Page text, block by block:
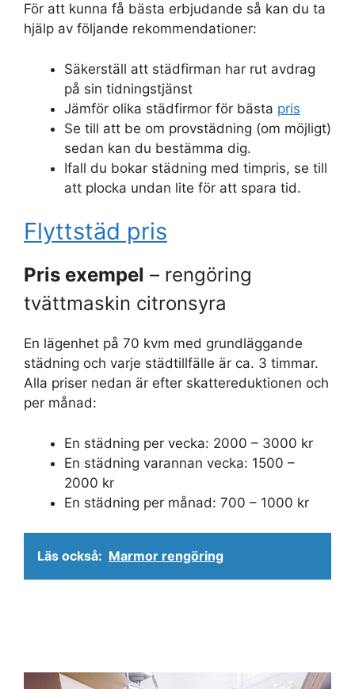
För att kunna få bästa erbjudande så kan du ta
hjälp av följande rekommendationer:
Säkerställ att städfirman har rut avdrag
på sin tidningstjänst
Jämför olika städfirmor för bästa pris
Se till att be om provstädning (om möjligt)
sedan kan du bestämma dig.
Ifall du bokar städning med timpris, se till
att plocka undan lite för att spara tid.
Flyttstäd pris
Pris exempel – rengöring
tvättmaskin citronsyra
En lägenhet på 70 kvm med grundläggande
städning och varje städtillfälle är ca. 3 timmar.
Alla priser nedan är efter skattereduktionen och
per månad:
En städning per vecka: 2000 – 3000 kr
En städning varannan vecka: 1500 –
2000 kr
En städning per månad: 700 – 1000 kr
Läs också: Marmor rengöring